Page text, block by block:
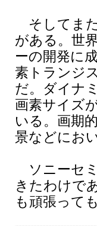
そしてま
がある。世
ーの開発に
素トランジ
だ。ダイナ
画素サイズ
いる。画期
景などにお
ソニーセ
きたわけで
も頑張って